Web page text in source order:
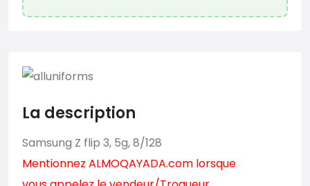
La description
Samsung Z flip 3, 5g, 8/128
Mentionnez ALMOQAYADA.com lorsque